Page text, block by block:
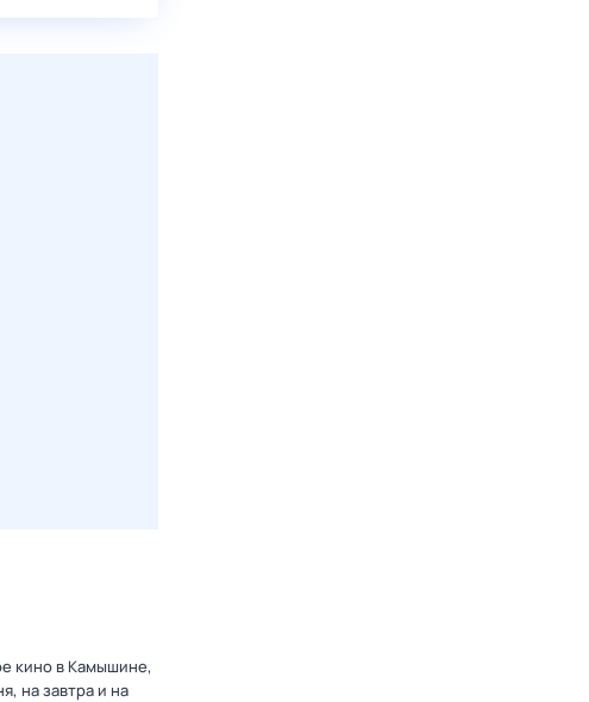
кино в Камышине,
на завтра и на